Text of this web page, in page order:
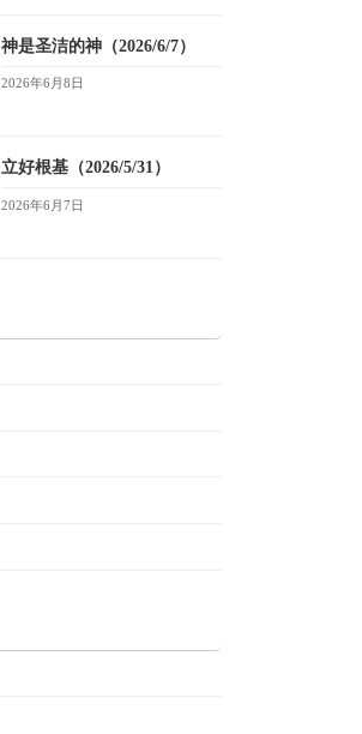
神是圣洁的神（2026/6/7）
2026年6月8日
立好根基（2026/5/31）
2026年6月7日